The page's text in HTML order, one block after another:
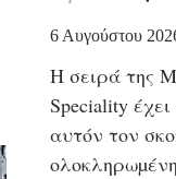
6 Αυγούστου
Η σειρά της
Speciality έχει
αυτόν τον